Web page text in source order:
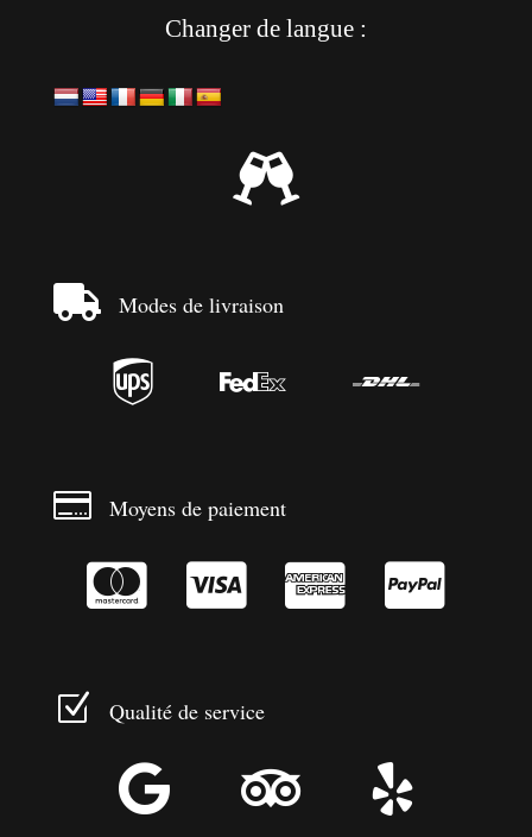
Changer de langue :

 Modes de livraison
  
 Moyens de paiement
   
Z Qualité de service
  